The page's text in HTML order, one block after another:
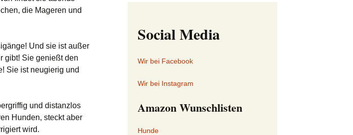
die Mageren und
Und sie ist außer
gibt! Sie genießt den
Sie ist neugierig und
und distanzlos
Hunden, steckt aber
wird.
Social Media
Wir bei Facebook
Wir bei Instagram
Amazon Wunschlisten
Hunde